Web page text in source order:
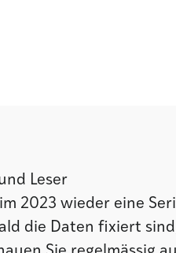
Leser
2023 wieder eine
die Daten fixiert